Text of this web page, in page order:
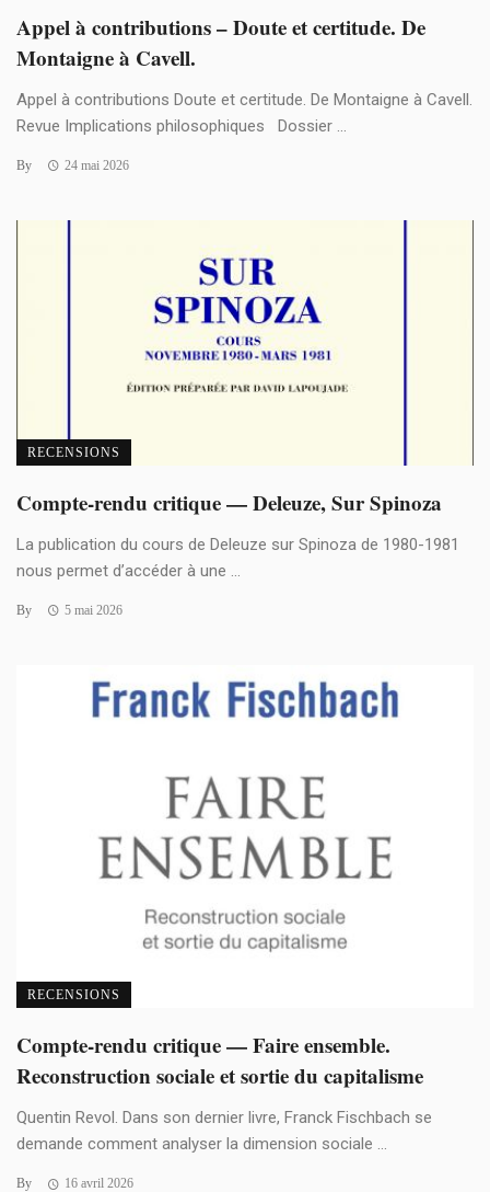
Appel à contributions – Doute et certitude. De
Montaigne à Cavell.
Appel à contributions Doute et certitude. De Montaigne à Cavell.
Revue Implications philosophiques Dossier ...
By 24 mai 2026
RECENSIONS
Compte-rendu critique — Deleuze, Sur Spinoza
La publication du cours de Deleuze sur Spinoza de 1980-1981
nous permet d’accéder à une ...
By 5 mai 2026
RECENSIONS
Compte-rendu critique — Faire ensemble.
Reconstruction sociale et sortie du capitalisme
Quentin Revol. Dans son dernier livre, Franck Fischbach se
demande comment analyser la dimension sociale ...
By 16 avril 2026